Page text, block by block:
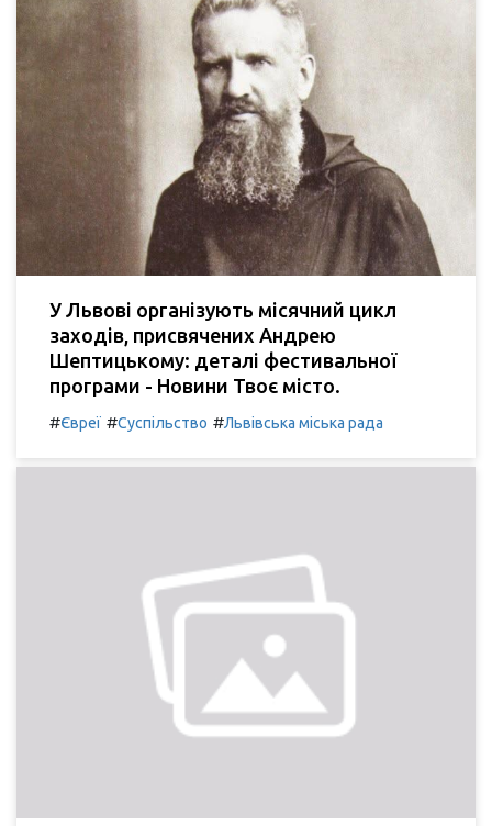
У Львові організують місячний цикл
заходів, присвячених Андрею
Шептицькому: деталі фестивальної
програми - Новини Твоє місто.
#Євреї #Суспільство #Львівська міська рада